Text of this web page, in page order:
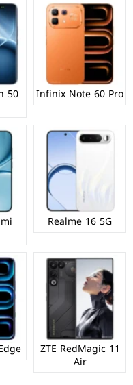
Infinix Note 60 Pro
50
Realme 16 5G
ZTE RedMagic 11
Air